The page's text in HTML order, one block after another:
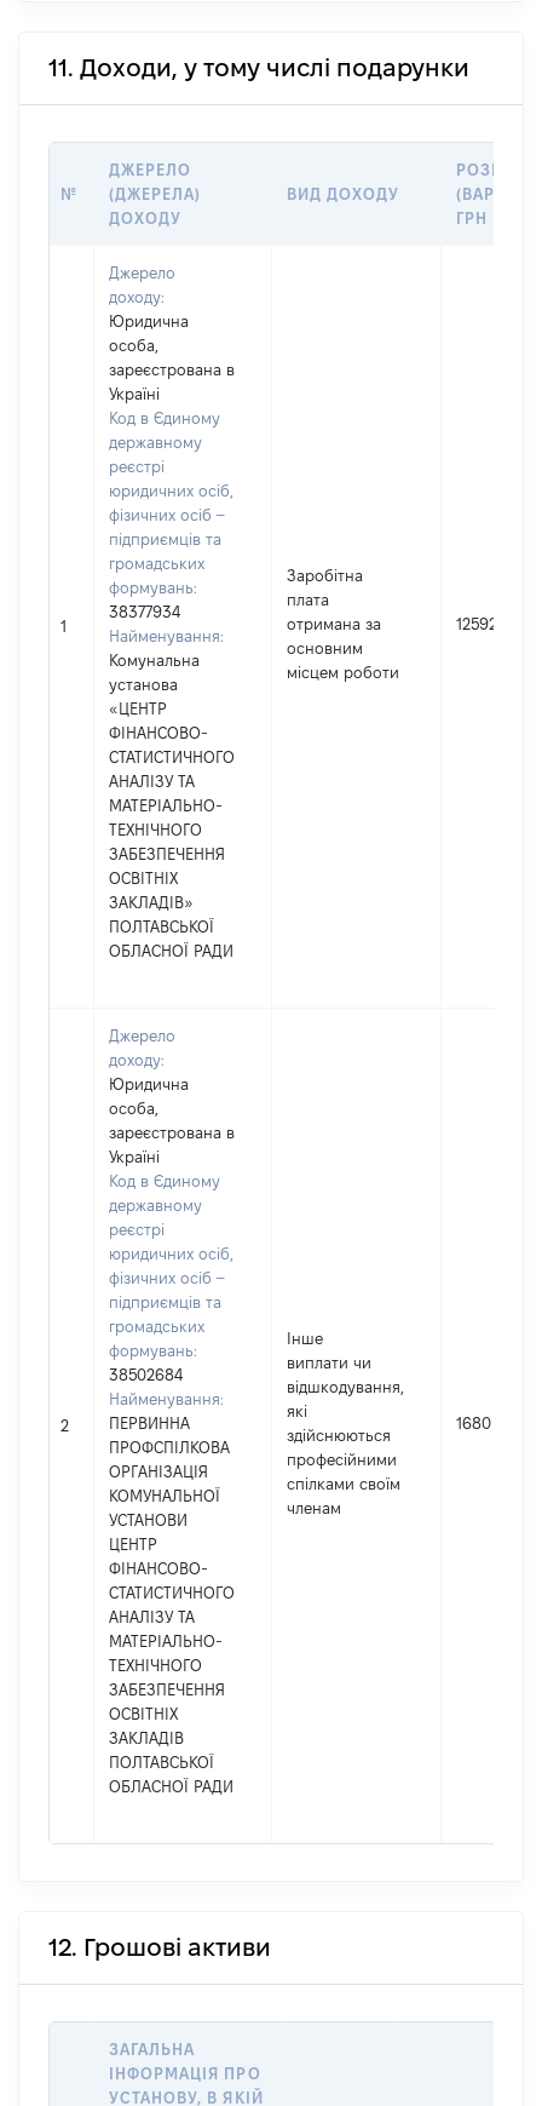
11. Доходи, у тому числі подарунки
№
ДЖЕРЕЛО
(ДЖЕРЕЛА)
ДОХОДУ
ВИД ДОХОДУ
РОЗМІР
ГРН
1
Джерело
доходу:
Юридична
особа,
зареєстрована в
Україні
Код в Єдиному
державному
реєстрі
юридичних осіб,
фізичних осіб –
підприємців та
громадських
формувань:
38377934
Найменування:
Комунальна
установа
«ЦЕНТР
ФІНАНСОВО-
СТАТИСТИЧНОГО
АНАЛІЗУ ТА
МАТЕРІАЛЬНО-
ТЕХНІЧНОГО
ЗАБЕЗПЕЧЕННЯ
ОСВІТНІХ
ЗАКЛАДІВ»
ПОЛТАВСЬКОЇ
ОБЛАСНОЇ РАДИ
Заробітна
плата
отримана за
основним
місцем роботи
125920
2
Джерело
доходу:
Юридична
особа,
зареєстрована в
Україні
Код в Єдиному
державному
реєстрі
юридичних осіб,
фізичних осіб –
підприємців та
громадських
формувань:
38502684
Найменування:
ПЕРВИННА
ПРОФСПІЛКОВА
ОРГАНІЗАЦІЯ
КОМУНАЛЬНОЇ
УСТАНОВИ
ЦЕНТР
ФІНАНСОВО-
СТАТИСТИЧНОГО
АНАЛІЗУ ТА
МАТЕРІАЛЬНО-
ТЕХНІЧНОГО
ЗАБЕЗПЕЧЕННЯ
ОСВІТНІХ
ЗАКЛАДІВ
ПОЛТАВСЬКОЇ
ОБЛАСНОЇ РАДИ
Інше
виплати чи
відшкодування,
які
здійснюються
професійними
спілками своїм
членам
1680
12. Грошові активи
ЗАГАЛЬНА
ІНФОРМАЦІЯ ПРО
УСТАНОВУ, В ЯКІЙ